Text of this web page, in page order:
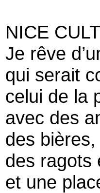
NICE
Je rêve
qui serait
celui de la
avec des
des
des ragots
et une